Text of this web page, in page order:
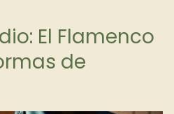
El Flamenco
de